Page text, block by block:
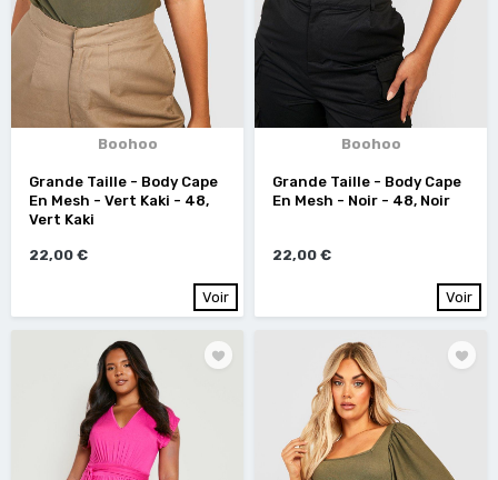
Boohoo
Grande Taille - Body Cape
En Mesh - Vert Kaki - 48,
Vert Kaki
22,00 €
Voir
Boohoo
Grande Taille - Body Cape
En Mesh - Noir - 48, Noir
22,00 €
Voir